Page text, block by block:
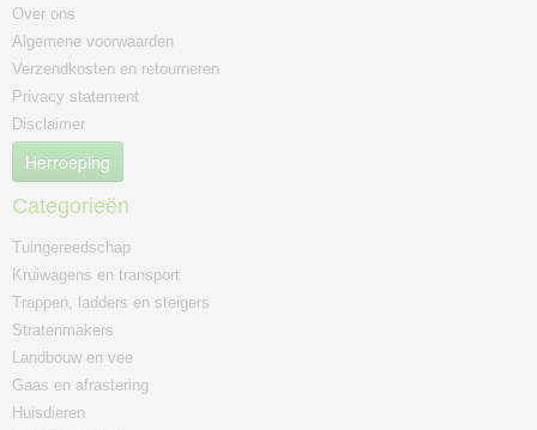
Over ons
Algemene voorwaarden
Verzendkosten en retourneren
Privacy statement
Disclaimer
Herroeping
Categorieën
Tuingereedschap
Kruiwagens en transport
Trappen, ladders en steigers
Stratenmakers
Landbouw en vee
Gaas en afrastering
Huisdieren